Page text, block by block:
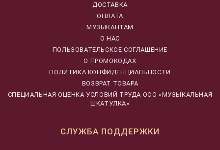
ДОСТАВКА
ОПЛАТА
МУЗЫКАНТАМ
О НАС
ПОЛЬЗОВАТЕЛЬСКОЕ СОГЛАШЕНИЕ
О ПРОМОКОДАХ
ПОЛИТИКА КОНФИДЕНЦИАЛЬНОСТИ
ВОЗВРАТ ТОВАРА
CПЕЦИАЛЬНАЯ ОЦЕНКА УСЛОВИЙ ТРУДА ООО «МУЗЫКАЛЬНАЯ
ШКАТУЛКА»
СЛУЖБА ПОДДЕРЖКИ